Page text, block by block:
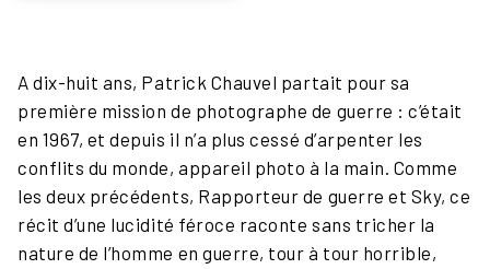
A dix-huit ans, Patrick Chauvel partait pour sa
première mission de photographe de guerre : c’était
en 1967, et depuis il n’a plus cessé d’arpenter les
conflits du monde, appareil photo à la main. Comme
les deux précédents, Rapporteur de guerre et Sky, ce
récit d’une lucidité féroce raconte sans tricher la
nature de l’homme en guerre, tour à tour horrible,